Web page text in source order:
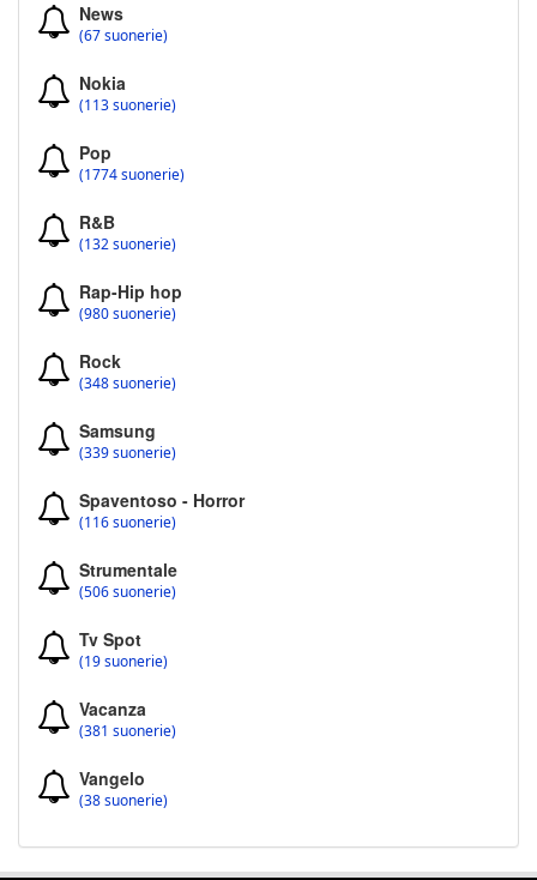
News
(67 suonerie)
Nokia
(113 suonerie)
Pop
(1774 suonerie)
R&B
(132 suonerie)
Rap-Hip hop
(980 suonerie)
Rock
(348 suonerie)
Samsung
(339 suonerie)
Spaventoso - Horror
(116 suonerie)
Strumentale
(506 suonerie)
Tv Spot
(19 suonerie)
Vacanza
(381 suonerie)
Vangelo
(38 suonerie)